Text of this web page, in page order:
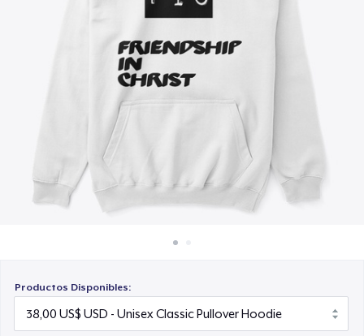
Venda en todas partes
Venda lo que sea
Productos Disponibles: